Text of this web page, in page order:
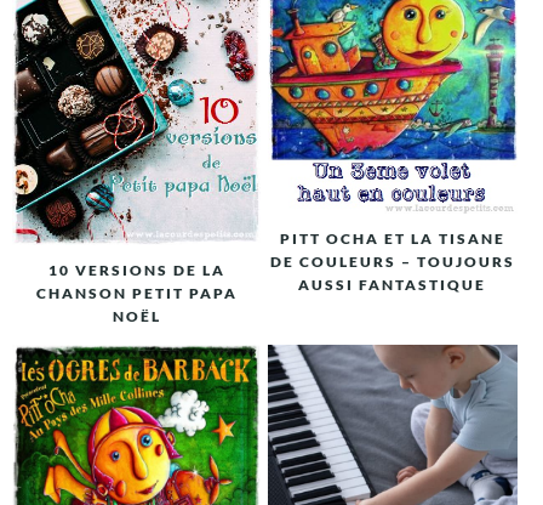
10 VERSIONS DE LA
CHANSON PETIT PAPA
NOËL
PITT OCHA ET LA TISANE
DE COULEURS – TOUJOURS
AUSSI FANTASTIQUE